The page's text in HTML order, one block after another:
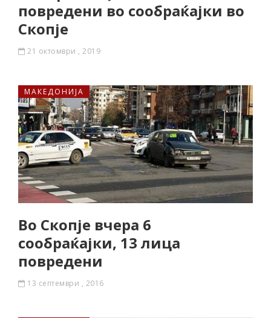
повредени во сообраќајки во
Скопје
21 октомври , 2019
МАКЕДОНИЈА
Во Скопје вчера 6
сообраќајки, 13 лица
повредени
13 септември , 2016